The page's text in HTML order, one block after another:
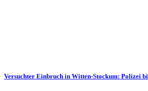
Versuchter Einbruch in Witten-Stockum: Polizei